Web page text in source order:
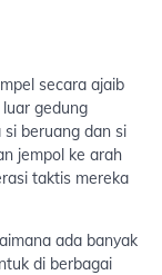
secara ajaib
gedung
beruang dan si
jempol ke arah
taktis mereka
ada banyak
di berbagai